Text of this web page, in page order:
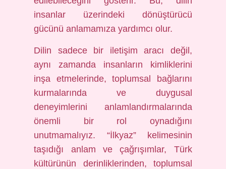
insanlar üzerindeki dönüştürücü
gücünü anlamamıza yardımcı olur.
Dilin sadece bir iletişim aracı değil,
aynı zamanda insanların kimliklerini
inşa etmelerinde, toplumsal bağlarını
kurmalarında ve duygusal
deneyimlerini anlamlandırmalarında
önemli bir rol oynadığını
unutmamalıyız. “İlkyaz” kelimesinin
taşıdığı anlam ve çağrışımlar, Türk
kültürünün derinliklerinden, toplumsal